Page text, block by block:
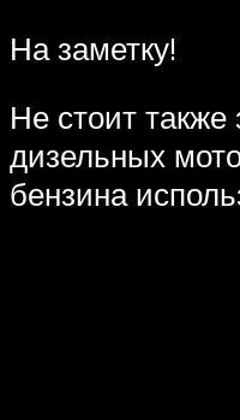
На заметку!
Не стоит также
дизельных
бензина